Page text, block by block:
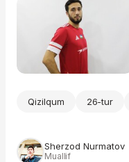
Qizilqum 26-tur
Sherzod Nurmatov
Muallif